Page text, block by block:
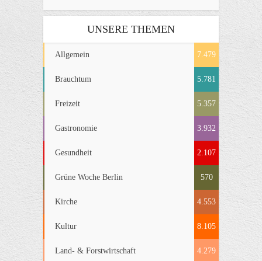
UNSERE THEMEN
Allgemein 7.479
Brauchtum 5.781
Freizeit 5.357
Gastronomie 3.932
Gesundheit 2.107
Grüne Woche Berlin 570
Kirche 4.553
Kultur 8.105
Land- & Forstwirtschaft 4.279